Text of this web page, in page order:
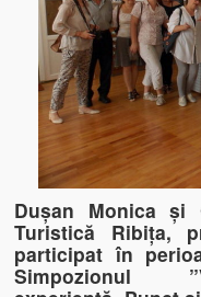
Dușan Monica și
Turistică Ribița,
participat în
Simpozionul